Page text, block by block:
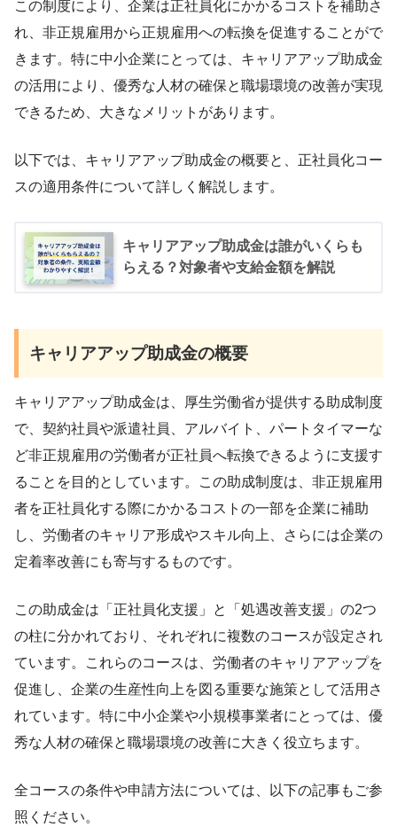
この制度により、企業は正社員化にかかるコストを補助さ
れ、非正規雇用から正規雇用への転換を促進することがで
きます。特に中小企業にとっては、キャリアアップ助成金
の活用により、優秀な人材の確保と職場環境の改善が実現
できるため、大きなメリットがあります。
以下では、キャリアアップ助成金の概要と、正社員化コー
スの適用条件について詳しく解説します。
キャリアアップ助成金は誰がいくらも
らえる？対象者や支給金額を解説
キャリアアップ助成金の概要
キャリアアップ助成金は、厚生労働省が提供する助成制度
で、契約社員や派遣社員、アルバイト、パートタイマーな
ど非正規雇用の労働者が正社員へ転換できるように支援す
ることを目的としています。この助成制度は、非正規雇用
者を正社員化する際にかかるコストの一部を企業に補助
し、労働者のキャリア形成やスキル向上、さらには企業の
定着率改善にも寄与するものです。
この助成金は「正社員化支援」と「処遇改善支援」の2つ
の柱に分かれており、それぞれに複数のコースが設定され
ています。これらのコースは、労働者のキャリアアップを
促進し、企業の生産性向上を図る重要な施策として活用さ
れています。特に中小企業や小規模事業者にとっては、優
秀な人材の確保と職場環境の改善に大きく役立ちます。
全コースの条件や申請方法については、以下の記事もご参
照ください。